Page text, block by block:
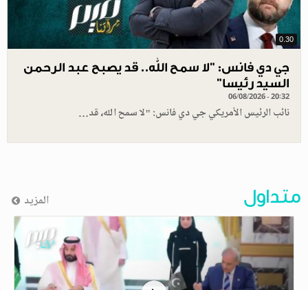
0.30
جي دي فانس: ”لا سمح الله.. قد يصبح عبد الرحمن
السيد رئيسا”
06/08/2026 - 20:32
نائب الرئيس الأمريكي جي دي فانس: "لا سمح الله، قد…
متداول المزيد